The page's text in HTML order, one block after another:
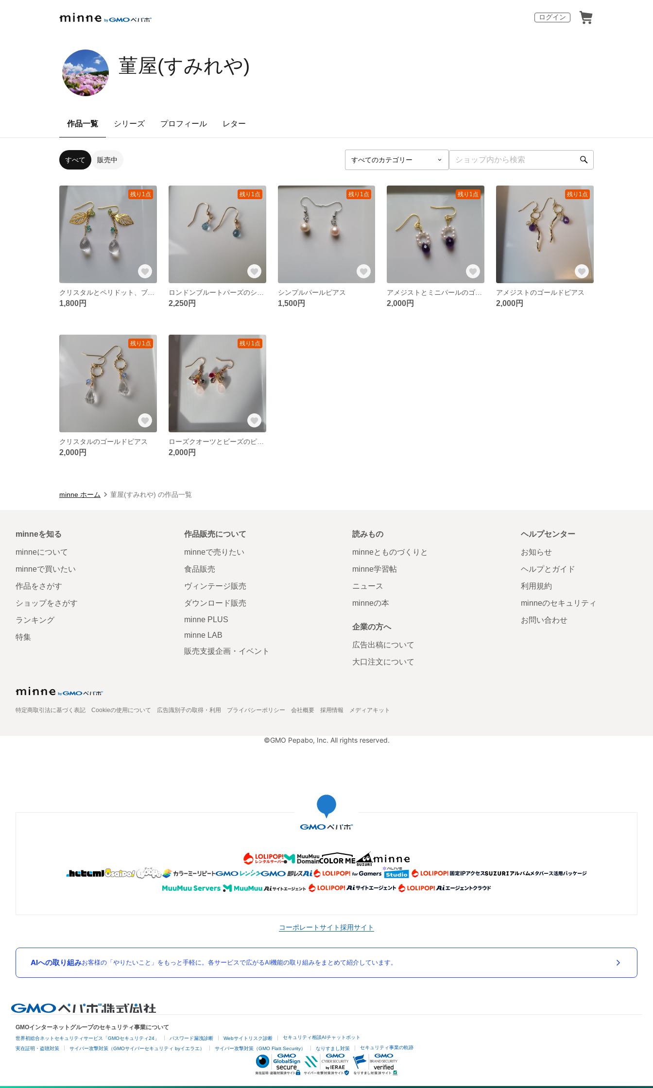
ログイン
菫屋(すみれや)
作品一覧 シリーズ プロフィール レター
すべて 販売中
残り1点
1,800円
残り1点
2,250円
残り1点
シンプルパールピアス
1,500円
残り1点
2,000円
残り1点
アメジストのゴールドピアス
2,000円
残り1点
クリスタルのゴールドピアス
2,000円
残り1点
ローズクオーツとビーズのピアス
2,000円
minne ホーム 菫屋(すみれや) の作品一覧
minneを知る
minneについて
minneで買いたい
作品をさがす
ショップをさがす
ランキング
特集
作品販売について
minneで売りたい
食品販売
ヴィンテージ販売
ダウンロード販売
minne PLUS
minne LAB
販売支援企画・イベント
読みもの
minneとものづくりと
minne学習帖
ニュース
minneの本
企業の方へ
広告出稿について
大口注文について
ヘルプセンター
お知らせ
ヘルプとガイド
利用規約
minneのセキュリティ
お問い合わせ
特定商取引法に基づく表記 Cookieの使用について 広告識別子の取得・利用 プライバシーポリシー 会社概要 採用情報 メディアキット
©GMO Pepabo, Inc. All rights reserved.
コーポレートサイト採用サイト
AIへの取り組みお客様の「やりたいこと」をもっと手軽に。各サービスで広がるAI機能の取り組みをまとめて紹介しています。
GMOインターネットグループのセキュリティ事業について
世界初総合ネットセキュリティサービス「GMOセキュリティ24」 パスワード漏洩診断 Webサイトリスク診断 セキュリティ相談AIチャットボット
実在証明・盗聴対策 サイバー攻撃対策（GMOサイバーセキュリティ byイエラエ） サイバー攻撃対策（GMO Flatt Security） なりすまし対策 セキュリティ事業の軌跡